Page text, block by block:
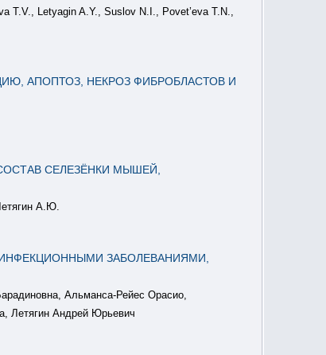
T.V., Letyagin A.Y., Suslov N.I., Povet’eva T.N.,
АПОПТОЗ, НЕКРОЗ ФИБРОБЛАСТОВ И
СЕЛЕЗЁНКИ МЫШЕЙ,
А.Ю.
ЗАБОЛЕВАНИЯМИ,
Альманса-Рейес Орасио,
Летягин Андрей Юрьевич